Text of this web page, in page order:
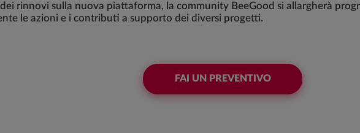
rinnovi sulla nuova piattaforma, la community BeeGood si allargherà
le azioni e i contributi a supporto dei diversi progetti.
FAI UN PREVENTIVO